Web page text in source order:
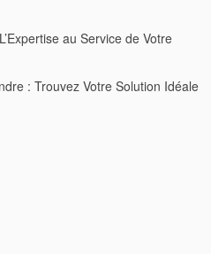
au Service de Votre
: Trouvez Votre Solution Idéale